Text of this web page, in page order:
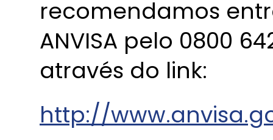
recomendamos
ANVISA pelo 0800
através do link:
http://